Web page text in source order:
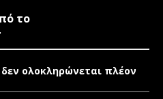
το
ολοκληρώνεται πλέον